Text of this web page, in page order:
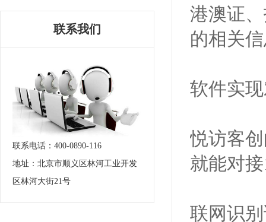
联系我们
联系电话：400-0890-116
地址：北京市顺义区林河工业开发
区林河大街21号
港澳证
的相关
软件实
悦访客
就能对
联网识